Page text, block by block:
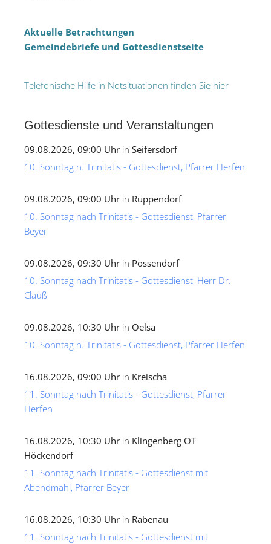
Aktuelle Betrachtungen
Gemeindebriefe und Gottesdienstseite
Telefonische Hilfe in Notsituationen finden Sie hier
Gottesdienste und Veranstaltungen
09.08.2026, 09:00 Uhr in Seifersdorf
10. Sonntag n. Trinitatis - Gottesdienst, Pfarrer Herfen
09.08.2026, 09:00 Uhr in Ruppendorf
10. Sonntag nach Trinitatis - Gottesdienst, Pfarrer
Beyer
09.08.2026, 09:30 Uhr in Possendorf
10. Sonntag nach Trinitatis - Gottesdienst, Herr Dr.
Clauß
09.08.2026, 10:30 Uhr in Oelsa
10. Sonntag n. Trinitatis - Gottesdienst, Pfarrer Herfen
16.08.2026, 09:00 Uhr in Kreischa
11. Sonntag nach Trinitatis - Gottesdienst, Pfarrer
Herfen
16.08.2026, 10:30 Uhr in Klingenberg OT
Höckendorf
11. Sonntag nach Trinitatis - Gottesdienst mit
Abendmahl, Pfarrer Beyer
16.08.2026, 10:30 Uhr in Rabenau
11. Sonntag nach Trinitatis - Gottesdienst mit